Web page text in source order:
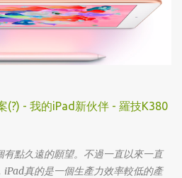
(?) - 我的iPad新伙伴 - 羅技K380
點久遠的願望。不過一直以來一直
真的是一個生產力效率較低的產